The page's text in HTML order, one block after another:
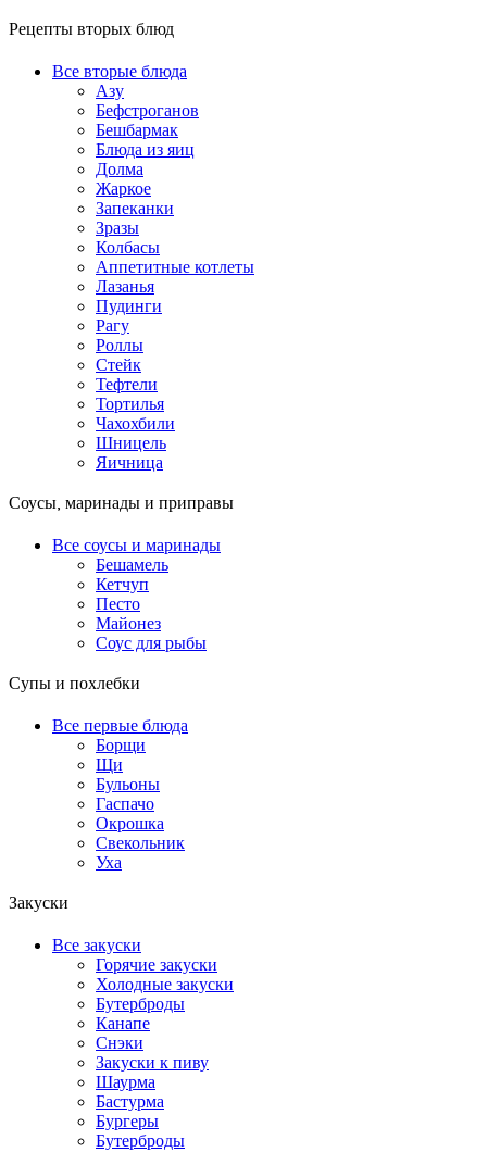
Рецепты вторых блюд
Все вторые блюда
Азу
Бефстроганов
Бешбармак
Блюда из яиц
Долма
Жаркое
Запеканки
Зразы
Колбасы
Аппетитные котлеты
Лазанья
Пудинги
Рагу
Роллы
Стейк
Тефтели
Тортилья
Чахохбили
Шницель
Яичница
Соусы, маринады и приправы
Все соусы и маринады
Бешамель
Кетчуп
Песто
Майонез
Соус для рыбы
Супы и похлебки
Все первые блюда
Борщи
Щи
Бульоны
Гаспачо
Окрошка
Свекольник
Уха
Закуски
Все закуски
Горячие закуски
Холодные закуски
Бутерброды
Канапе
Снэки
Закуски к пиву
Шаурма
Бастурма
Бургеры
Бутерброды